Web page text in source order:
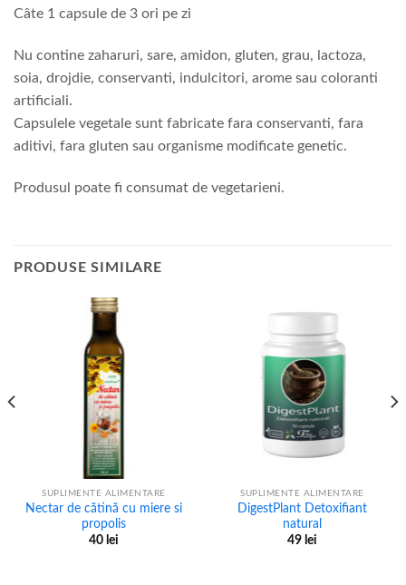
Câte 1 capsule de 3 ori pe zi
Nu contine zaharuri, sare, amidon, gluten, grau, lactoza,
soia, drojdie, conservanti, indulcitori, arome sau coloranti
artificiali.
Capsulele vegetale sunt fabricate fara conservanti, fara
aditivi, fara gluten sau organisme modificate genetic.
Produsul poate fi consumat de vegetarieni.
PRODUSE SIMILARE
SUPLIMENTE ALIMENTARE
Nectar de cătină cu miere si
propolis
40 lei
SUPLIMENTE ALIMENTARE
DigestPlant Detoxifiant
natural
49 lei